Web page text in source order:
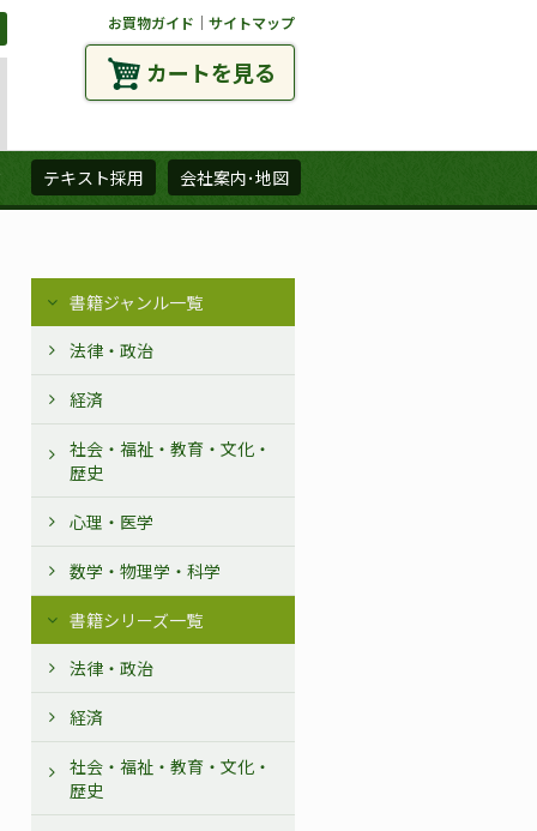
お買物ガイド ｜ サイトマップ
カートを見る
テキスト採用 会社案内･地図
書籍ジャンル一覧
法律・政治
経済
社会・福祉・教育・文化・
歴史
心理・医学
数学・物理学・科学
書籍シリーズ一覧
法律・政治
経済
社会・福祉・教育・文化・
歴史